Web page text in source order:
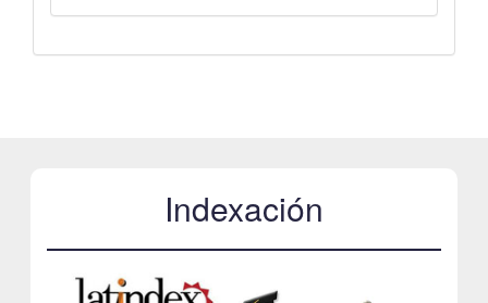
Indexación